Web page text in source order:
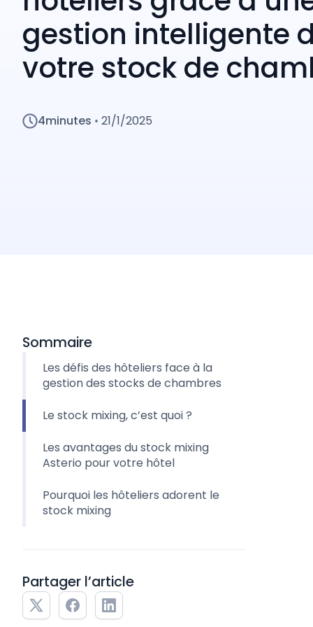
gestion intelligente
votre stock de
4minutes • 21/1/2025
Sommaire
Les défis des hôteliers face à la
gestion des stocks de chambres
Le stock mixing, c’est quoi ?
Les avantages du stock mixing
Asterio pour votre hôtel
Pourquoi les hôteliers adorent le
stock mixing
Partager l’article